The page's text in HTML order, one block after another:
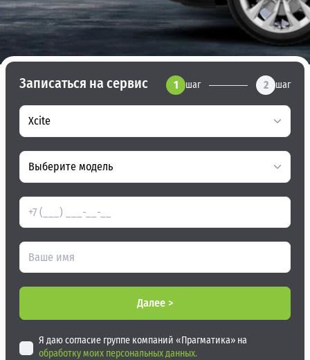
Записаться на сервис 1 шаг 2 шаг
Xcite
Выберите модель
Далее >
Я даю согласие группе компаний «Прагматика» на
обработку моих персональных данных.